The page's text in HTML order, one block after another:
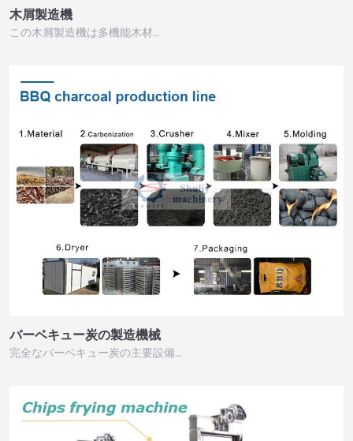
木屑製造機
この木屑製造機は多機能木材…
バーベキュー炭の製造機械
完全なバーベキュー炭の主要設備…